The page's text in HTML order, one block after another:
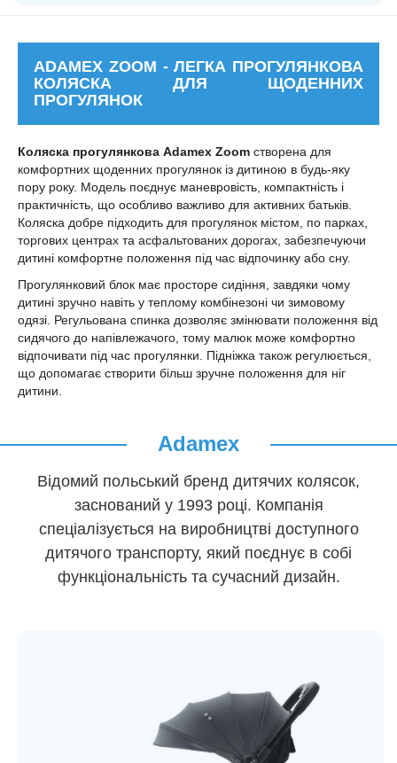
ADAMEX ZOOM - ЛЕГКА ПРОГУЛЯНКОВА
КОЛЯСКА ДЛЯ ЩОДЕННИХ
ПРОГУЛЯНОК
Коляска прогулянкова Adamex Zoom створена для
комфортних щоденних прогулянок із дитиною в будь-яку
пору року. Модель поєднує маневровість, компактність і
практичність, що особливо важливо для активних батьків.
Коляска добре підходить для прогулянок містом, по парках,
торгових центрах та асфальтованих дорогах, забезпечуючи
дитині комфортне положення під час відпочинку або сну.
Прогулянковий блок має просторе сидіння, завдяки чому
дитині зручно навіть у теплому комбінезоні чи зимовому
одязі. Регульована спинка дозволяє змінювати положення від
сидячого до напівлежачого, тому малюк може комфортно
відпочивати під час прогулянки. Підніжка також регулюється,
що допомагає створити більш зручне положення для ніг
дитини.
Adamex
Відомий польський бренд дитячих колясок,
заснований у 1993 році. Компанія
спеціалізується на виробництві доступного
дитячого транспорту, який поєднує в собі
функціональність та сучасний дизайн.